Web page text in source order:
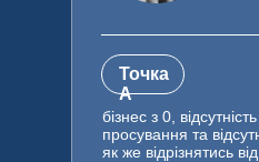
бізнес з 0, відсутність
просування та
як же відрізнятись
Точка
А